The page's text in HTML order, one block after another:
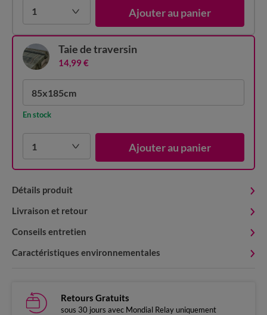
1 Ajouter au panier
85x185cm
En stock
1 Ajouter au panier
Taie de traversin
14,99 €
Détails produit
Livraison et retour
Conseils entretien
Caractéristiques environnementales
Retours Gratuits
sous 30 jours avec Mondial Relay uniquement